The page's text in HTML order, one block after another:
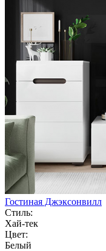
Гостиная Джэксонвилл
Стиль:
Хай-тек
Цвет:
Белый